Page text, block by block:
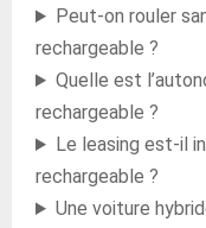
Peut-on rouler
rechargeable ?
Quelle est
rechargeable ?
Le leasing est-il
rechargeable ?
Une voiture